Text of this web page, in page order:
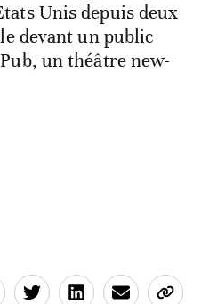
Unis depuis deux
devant un public
un théâtre new-